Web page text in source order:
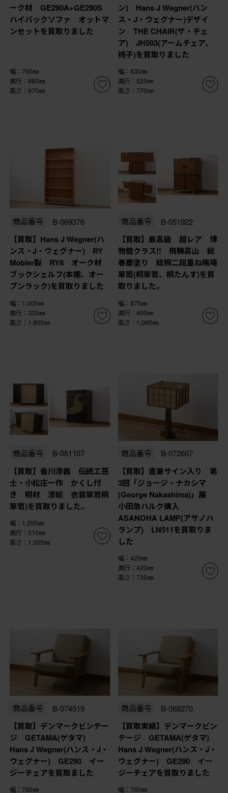
ーク材 GE290A+GE290S
ハイバックソファ オットマ
ンセットを買取りました
幅：760㎜
奥行：880㎜
高さ：970㎜
ン) Hans J Wegner(ハン
ス・J・ウェグナー)デザイ
ン THE CHAIR(ザ・チェ
ア) JH503(アームチェア、
椅子)を買取りました
幅：630㎜
奥行：525㎜
高さ：770㎜
商品番号 B-069376
【買取】Hans J Wegner(ハ
ンス・J・ウェグナー) RY
Mobler製 RY8 オーク材
ブックシェルフ(本棚、オー
プンラック)を買取りました
幅：1,005㎜
奥行：335㎜
高さ：1,805㎜
商品番号 B-051922
【買取】最高級 超レア 博
物館クラス!! 飛騨高山 総
春慶塗り 総桐二段重ね帳場
箪笥(桐箪笥、桐たんす)を買
取りました。
幅：875㎜
奥行：400㎜
高さ：1,065㎜
商品番号 B-051107
【買取】香川漆器 伝統工芸
士・小松庄一作 かくし付
き 桐材 漆絵 衣装箪笥桐
箪笥)を買取りました。
幅：1,205㎜
奥行：510㎜
高さ：1,505㎜
商品番号 B-072667
【買取】直筆サイン入り 第
3回「ジョージ・ナカシマ
(George Nakashima)」展
小田急ハルク購入
ASANOHA LAMP(アサノハ
ランプ) LN511を買取りま
した
幅：420㎜
奥行：420㎜
高さ：735㎜
商品番号 B-074519
【買取】デンマークビンテー
ジ GETAMA(ゲタマ)
Hans J Wegner(ハンス・J・
ウェグナー) GE290 イー
ジーチェアを買取ました
幅：760㎜
商品番号 B-068270
【買取実績】デンマークビン
テージ GETAMA(ゲタマ)
Hans J Wegner(ハンス・J・
ウェグナー) GE290 イー
ジーチェアを買取りました
幅：760㎜